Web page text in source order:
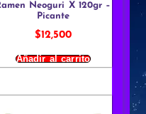
Neoguri X 120gr –
Picante
$12,500
Añadir al carrito